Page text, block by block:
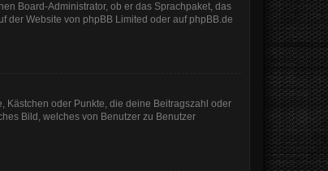
Board-Administrator, ob er das Sprachpaket, das
der Website von phpBB Limited oder auf phpBB.de
Kästchen oder Punkte, die deine Beitragszahl oder
Bild, welches von Benutzer zu Benutzer